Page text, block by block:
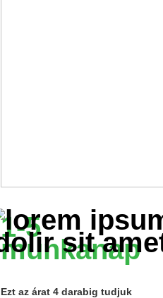
1-5
munkanap
Ezt az árat 4 darabig tudjuk